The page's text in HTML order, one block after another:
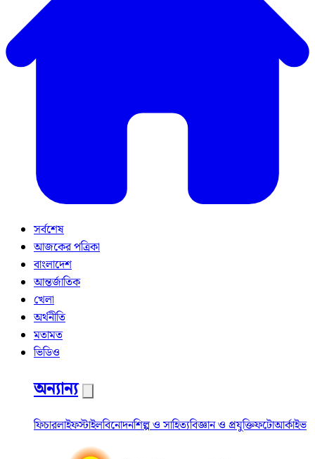
সর্বশেষ
আজকের পত্রিকা
বাংলাদেশ
আন্তর্জাতিক
খেলা
অর্থনীতি
মতামত
ভিডিও
অন্যান্য
ফিচারলাইফস্টাইলবিনোদনশিল্প ও সাহিত্যবিজ্ঞান ও প্রযুক্তিফটোআর্কাইভ